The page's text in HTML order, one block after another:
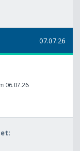
07.07.26
06.07.26